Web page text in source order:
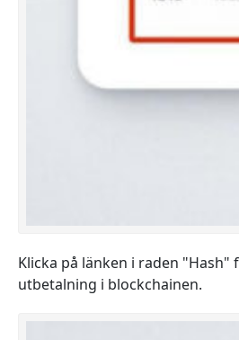
Klicka på länken i raden "Hash"
utbetalning i blockchainen.